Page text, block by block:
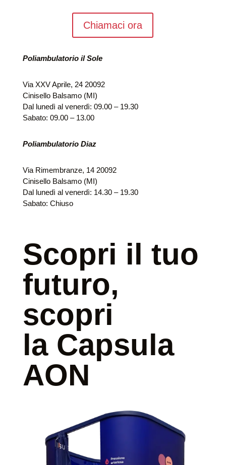
Chiamaci ora
Poliambulatorio il Sole
Via XXV Aprile, 24 20092
Cinisello Balsamo (MI)
Dal lunedì al venerdì: 09.00 – 19.30
Sabato: 09.00 – 13.00
Poliambulatorio Diaz
Via Rimembranze, 14 20092
Cinisello Balsamo (MI)
Dal lunedì al venerdì: 14.30 – 19.30
Sabato: Chiuso
Scopri il tuo
futuro,
scopri
la Capsula
AON